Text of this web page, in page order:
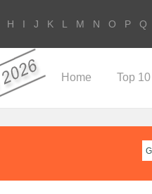
H I J K L M N O P Q
Home Top 10